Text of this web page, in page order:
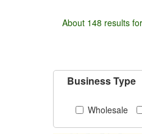
About 148 results
Business Type
Wholesale